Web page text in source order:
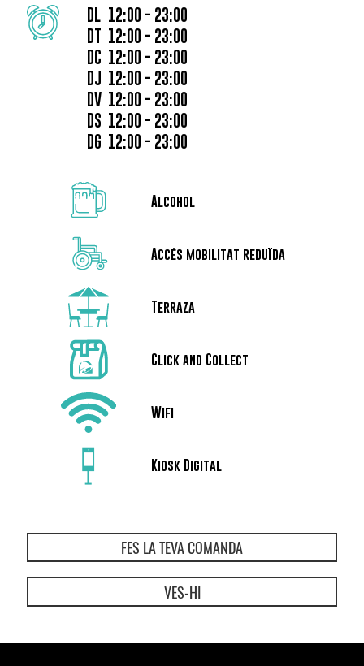
DAY OF THE WEEKHOURS
DL 12:00 - 23:00
DT 12:00 - 23:00
DC 12:00 - 23:00
DJ 12:00 - 23:00
DV 12:00 - 23:00
DS 12:00 - 23:00
DG 12:00 - 23:00
Alcohol
Accés mobilitat reduïda
Terraza
Click and Collect
Wifi
Kiosk Digital
FES LA TEVA COMANDA
VES-HI